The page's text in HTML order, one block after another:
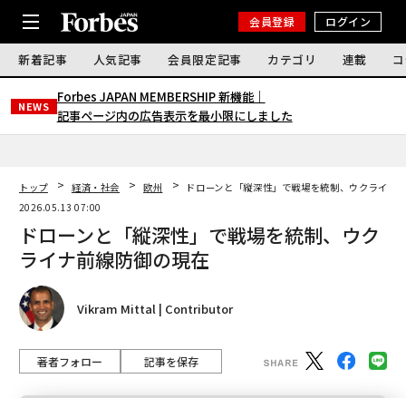
会員登録 ログイン
新着記事 人気記事 会員限定記事 カテゴリ 連載
NEWS
Forbes JAPAN MEMBERSHIP 新機能｜
記事ページ内の広告表示を最小限にしました
トップ 経済・社会 欧州
ドローンと「縦深性」で戦場を統制、ウクライナ
2026.05.13 07:00
ドローンと「縦深性」で戦場を統制、ウク
ライナ前線防御の現在
Vikram Mittal | Contributor
著者フォロー 記事を保存